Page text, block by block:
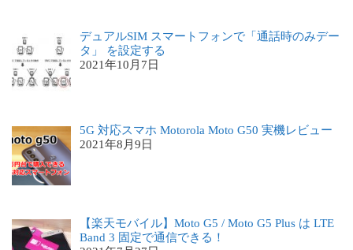
デュアルSIM スマートフォンで「通話時のみデー
タ」 を設定する
2021年10月7日
5G 対応スマホ Motorola Moto G50 実機レビュー
2021年8月9日
【楽天モバイル】Moto G5 / Moto G5 Plus は LTE
Band 3 固定で通信できる！